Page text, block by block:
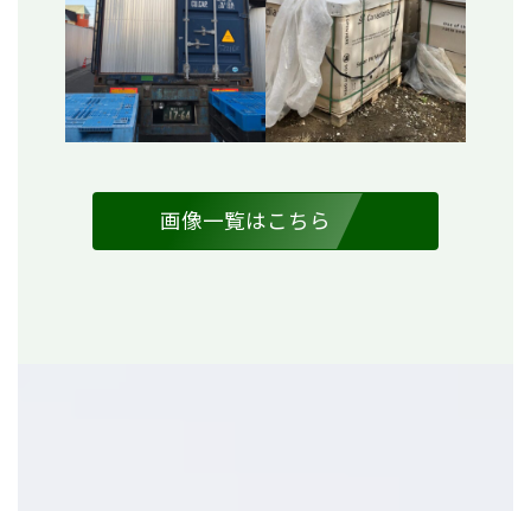
画像一覧はこちら